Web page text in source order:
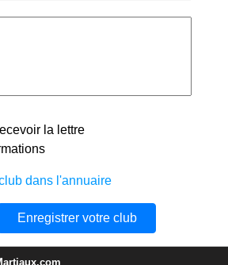
la lettre
dans l'annuaire